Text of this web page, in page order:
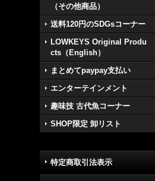
（その他商品）
送料120円のSDGsコーナー
LOWKEYS Original Produ
cts（English）
まとめてpaypay支払い
エンターテインメント
趣味技 古代魚コーナー
SHOP限定 卸リスト
特定商取引法表示